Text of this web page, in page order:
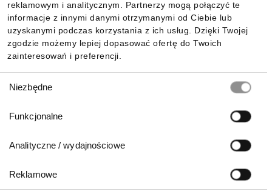
reklamowym i analitycznym. Partnerzy mogą połączyć te
informacje z innymi danymi otrzymanymi od Ciebie lub
uzyskanymi podczas korzystania z ich usług. Dzięki Twojej
zgodzie możemy lepiej dopasować ofertę do Twoich
zainteresowań i preferencji.
zgody
Niezbędne
Funkcjonalne
Analityczne / wydajnościowe
Reklamowe
Pobierz naszą aplikację mobilną: